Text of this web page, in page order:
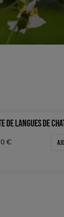
DE LANGUES DE
€